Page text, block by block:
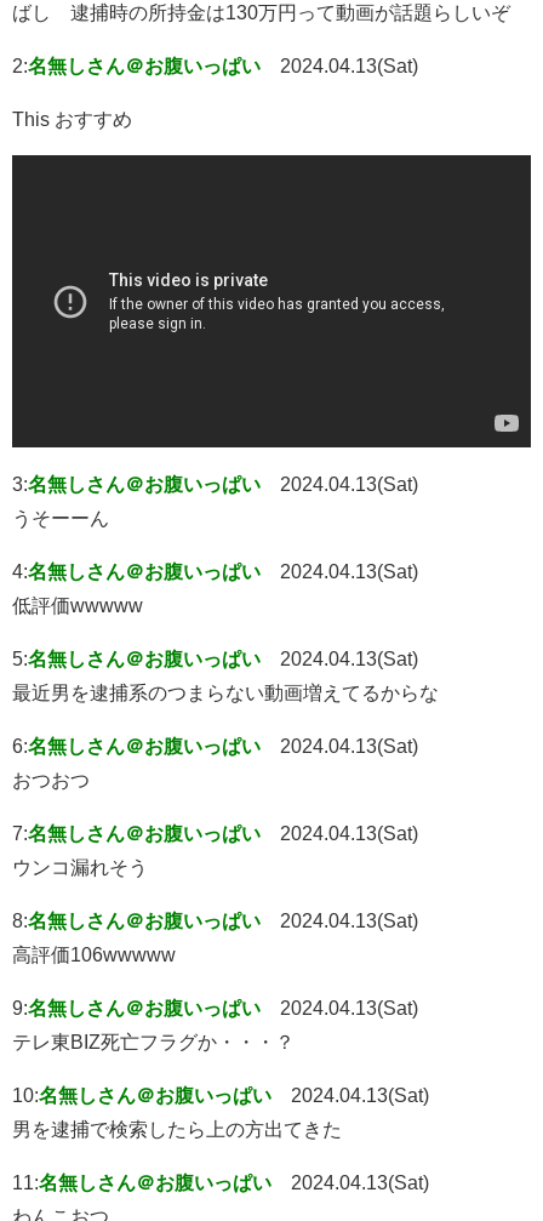
ばし 逮捕時の所持金は130万円って動画が話題らしいぞ
2:名無しさん＠お腹いっぱい 2024.04.13(Sat)
This おすすめ
3:名無しさん＠お腹いっぱい
2024.04.13(Sat)
うそーーん
4:名無しさん＠お腹いっぱい
2024.04.13(Sat)
低評価wwwww
5:名無しさん＠お腹いっぱい
2024.04.13(Sat)
最近男を逮捕系のつまらない動画増えてるからな
6:名無しさん＠お腹いっぱい
2024.04.13(Sat)
おつおつ
7:名無しさん＠お腹いっぱい
2024.04.13(Sat)
ウンコ漏れそう
8:名無しさん＠お腹いっぱい
2024.04.13(Sat)
高評価106wwwww
9:名無しさん＠お腹いっぱい
2024.04.13(Sat)
テレ東BIZ死亡フラグか・・・？
10:名無しさん＠お腹いっぱい
2024.04.13(Sat)
男を逮捕で検索したら上の方出てきた
11:名無しさん＠お腹いっぱい
2024.04.13(Sat)
わんこおつ